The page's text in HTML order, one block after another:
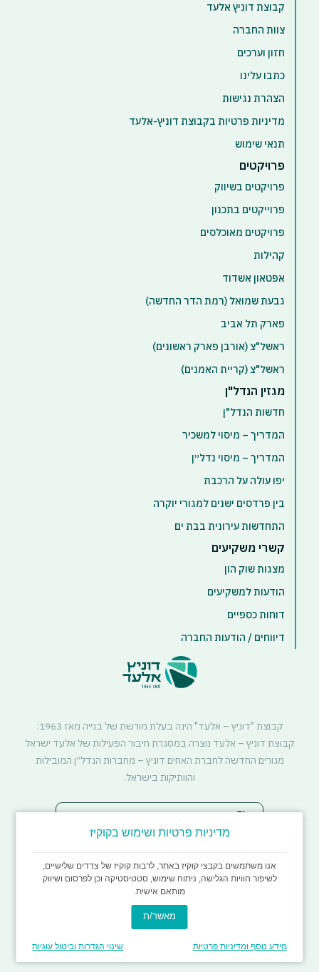
קבוצת "דוניץ – אלעד" הינה בעלת מורשת של בנייה מאז 1963:
קבוצת דוניץ – אלעד נוצרה במסגרת חיבור הפעילות של אלעד ישראל
מגורים החדשה לחברת האחים דוניץ – מחברות הנדל״ן המובילות
והוותיקות בישראל.
קבוצת דוניץ אלעד
צוות החברה
חזון וערכים
כתבו עלינו
הצהרת נגישות
מדיניות פרטיות בקבוצת דוניץ-אלעד
תנאי שימוש
פרויקטים
פרויקטים בשיווק
פרוייקטים בתכנון
פרויקטים מאוכלסים
קהילות
אפטאון אשדוד
גבעת שמואל (רמת הדר החדשה)
פארק תל אביב
ראשל"צ (אורבן פארק ראשונים)
ראשל"צ (קריית האמנים)
מגזין הנדל"ן
חדשות הנדל"ן
המדריך – מיסוי למשכיר
המדריך – מיסוי נדל״ן
יפו עולה על הרכבת
בין פרדסים ישנים למגורי יוקרה
התחדשות עירונית בבת ים
קשרי משקיעים
מצגות שוק הון
הודעות למשקיעים
דוחות כספיים
דיווחים / הודעות החברה
כל הזכויות שמורות לדוניץ אלעד
מדיניות פרטיות ושימוש בקוקיז
אנו משתמשים בקבצי קוקיז באתר, לרבות קוקיז של צדדים שלישיים,
לשיפור חוויות הגלישה, ניתוח שימוש, סטטיסטיקה וכן לפרסום ושיווק
מותאם אישית.
מאשר/ת
מידע נוסף ומדיניות פרטיות שינוי הגדרות וביטול עוגיות